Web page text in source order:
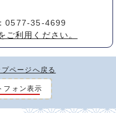
0577-35-4699
ご利用ください。
プページへ戻る
フォン表示